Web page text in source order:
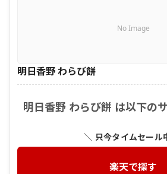
No Image
明日香野 わらび餅
明日香野 わらび餅 は以下の
＼ 只今タイムセール
楽天で探す